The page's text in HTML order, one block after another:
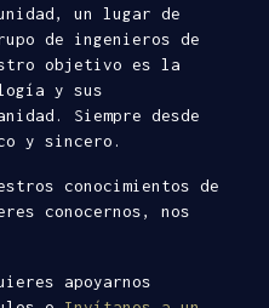
un lugar de
de ingenieros de
objetivo es la
y sus
Siempre desde
y sincero.
conocimientos de
conocernos, nos
apoyarnos